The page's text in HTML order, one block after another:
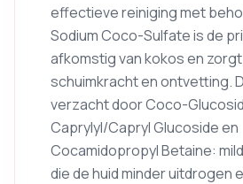
effectieve reiniging met
Sodium Coco-Sulfate is de
afkomstig van kokos en
schuimkracht en ontvetting.
verzacht door Coco-
Caprylyl/Capryl Glucoside en
Cocamidopropyl Betaine:
die de huid minder uitdrogen